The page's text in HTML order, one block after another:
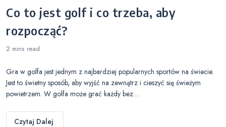
Co to jest golf i co trzeba, aby
rozpocząć?
2 mins read
Gra w golfa jest jednym z najbardziej popularnych sportów na świecie.
Jest to świetny sposób, aby wyjść na zewnątrz i cieszyć się świeżym
powietrzem. W golfa może grać każdy bez…
Czytaj Dalej